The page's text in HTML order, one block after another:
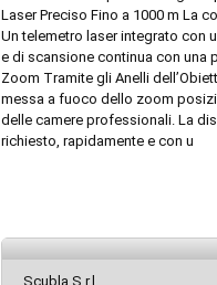
Laser Preciso Fino a 1000 m La
Un telemetro laser integrato con
e di scansione continua con una
Zoom Tramite gli Anelli
messa a fuoco dello zoom
delle camere professionali. La
richiesto, rapidamente e con u
Scubla S.r.l.